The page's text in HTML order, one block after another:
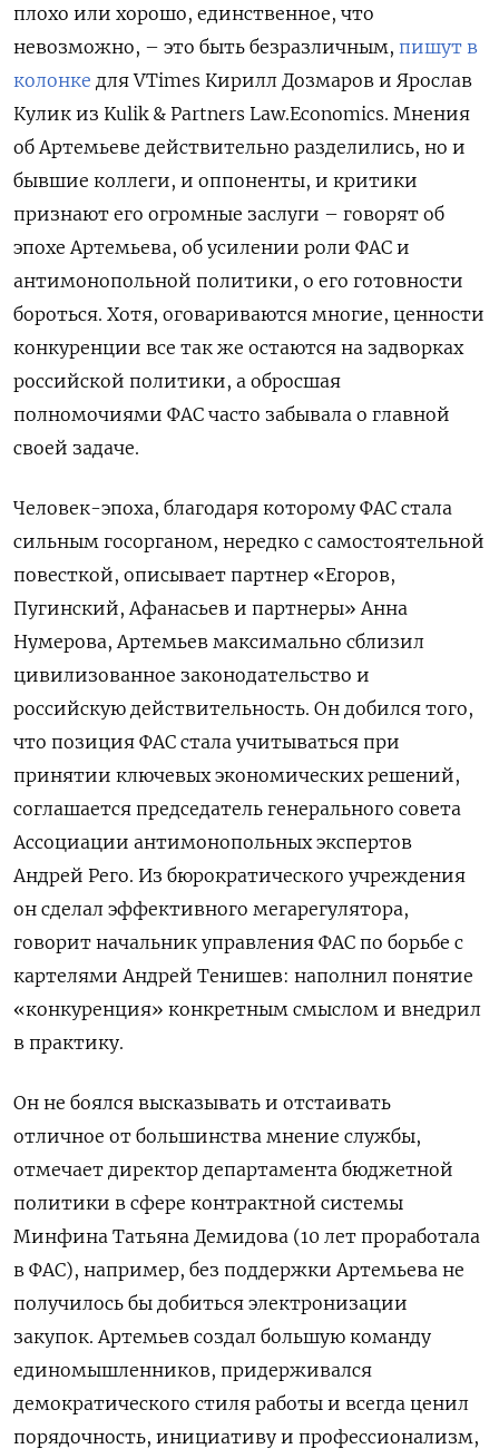
плохо или хорошо, единственное, что
невозможно, – это быть безразличным, пишут в
колонке для VTimes Кирилл Дозмаров и Ярослав
Кулик из Kulik & Partners Law.Economics. Мнения
об Артемьеве действительно разделились, но и
бывшие коллеги, и оппоненты, и критики
признают его огромные заслуги – говорят об
эпохе Артемьева, об усилении роли ФАС и
антимонопольной политики, о его готовности
бороться. Хотя, оговариваются многие, ценности
конкуренции все так же остаются на задворках
российской политики, а обросшая
полномочиями ФАС часто забывала о главной
своей задаче.
Человек-эпоха, благодаря которому ФАС стала
сильным госорганом, нередко с самостоятельной
повесткой, описывает партнер «Егоров,
Пугинский, Афанасьев и партнеры» Анна
Нумерова, Артемьев максимально сблизил
цивилизованное законодательство и
российскую действительность. Он добился того,
что позиция ФАС стала учитываться при
принятии ключевых экономических решений,
соглашается председатель генерального совета
Ассоциации антимонопольных экспертов
Андрей Рего. Из бюрократического учреждения
он сделал эффективного мегарегулятора,
говорит начальник управления ФАС по борьбе с
картелями Андрей Тенишев: наполнил понятие
«конкуренция» конкретным смыслом и внедрил
в практику.
Он не боялся высказывать и отстаивать
отличное от большинства мнение службы,
отмечает директор департамента бюджетной
политики в сфере контрактной системы
Минфина Татьяна Демидова (10 лет проработала
в ФАС), например, без поддержки Артемьева не
получилось бы добиться электронизации
закупок. Артемьев создал большую команду
единомышленников, придерживался
демократического стиля работы и всегда ценил
порядочность, инициативу и профессионализм,